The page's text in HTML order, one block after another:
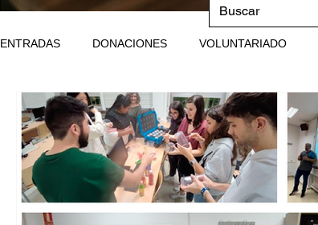
ENTRADAS DONACIONES VOLUNTARIADO
SOSTENIBILIDAD EDUCO